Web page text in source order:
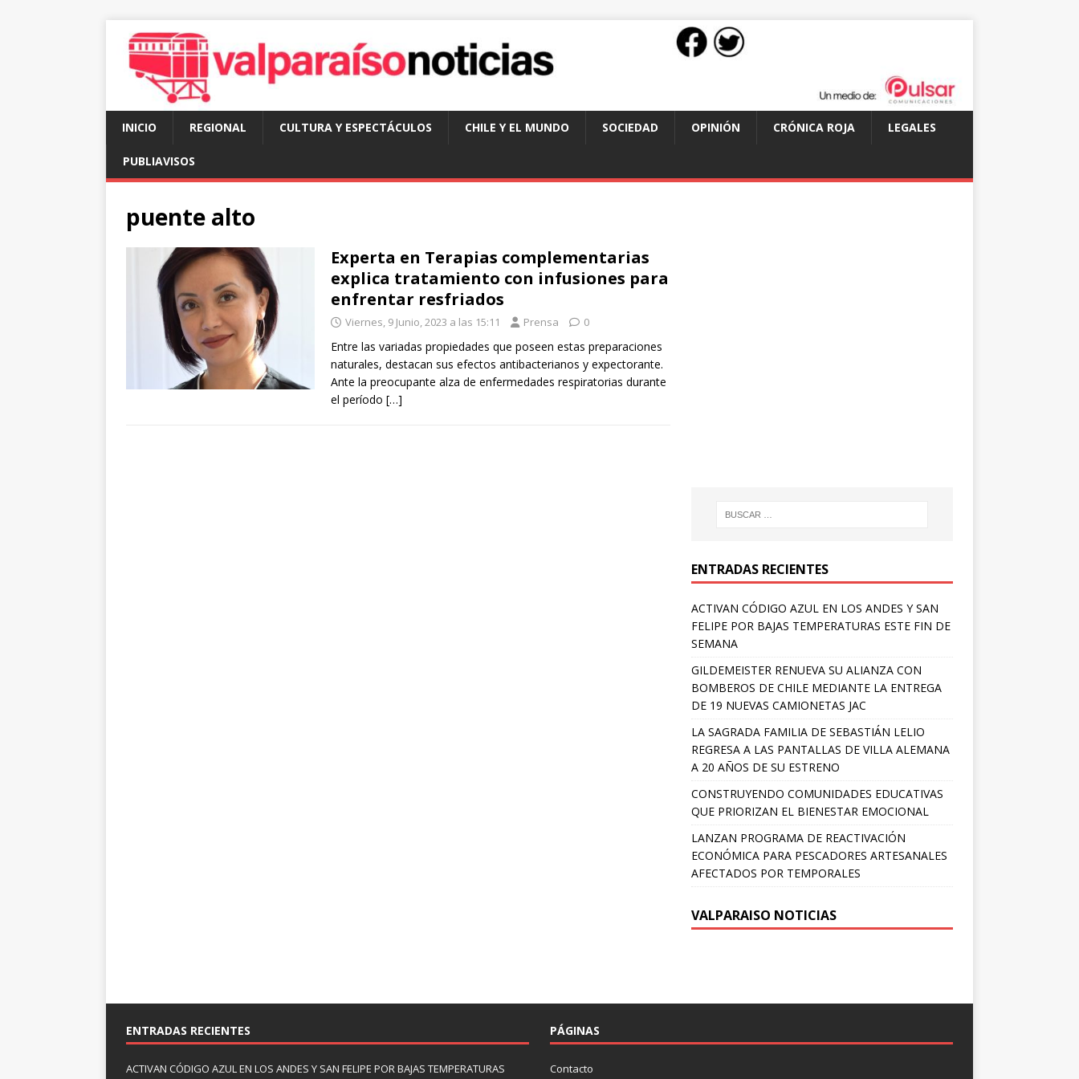
INICIO REGIONAL CULTURA Y ESPECTÁCULOS CHILE Y EL MUNDO SOCIEDAD OPINIÓN CRÓNICA ROJA LEGALES
PUBLIAVISOS
puente alto
Experta en Terapias complementarias
explica tratamiento con infusiones para
enfrentar resfriados
Viernes, 9 Junio, 2023 a las 15:11 Prensa 0
Entre las variadas propiedades que poseen estas preparaciones
naturales, destacan sus efectos antibacterianos y expectorante.
Ante la preocupante alza de enfermedades respiratorias durante
el período […]
ENTRADAS RECIENTES
ACTIVAN CÓDIGO AZUL EN LOS ANDES Y SAN
FELIPE POR BAJAS TEMPERATURAS ESTE FIN DE
SEMANA
GILDEMEISTER RENUEVA SU ALIANZA CON
BOMBEROS DE CHILE MEDIANTE LA ENTREGA
DE 19 NUEVAS CAMIONETAS JAC
LA SAGRADA FAMILIA DE SEBASTIÁN LELIO
REGRESA A LAS PANTALLAS DE VILLA ALEMANA
A 20 AÑOS DE SU ESTRENO
CONSTRUYENDO COMUNIDADES EDUCATIVAS
QUE PRIORIZAN EL BIENESTAR EMOCIONAL
LANZAN PROGRAMA DE REACTIVACIÓN
ECONÓMICA PARA PESCADORES ARTESANALES
AFECTADOS POR TEMPORALES
VALPARAISO NOTICIAS
ENTRADAS RECIENTES
ACTIVAN CÓDIGO AZUL EN LOS ANDES Y SAN FELIPE POR BAJAS TEMPERATURAS
PÁGINAS
Contacto